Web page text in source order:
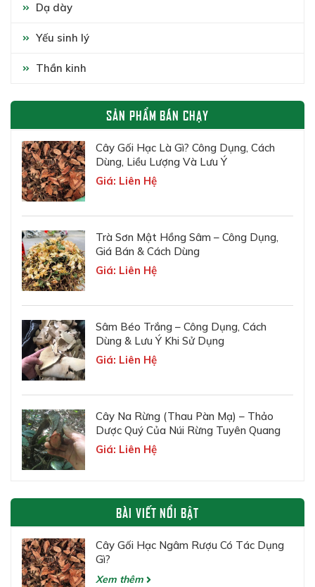
Dạ dày
Yếu sinh lý
Thần kinh
SẢN PHẨM BÁN CHẠY
Cây Gối Hạc Là Gì? Công Dụng, Cách
Dùng, Liều Lượng Và Lưu Ý
Giá: Liên Hệ
Trà Sơn Mật Hồng Sâm – Công Dụng,
Giá Bán & Cách Dùng
Giá: Liên Hệ
Sâm Béo Trắng – Công Dụng, Cách
Dùng & Lưu Ý Khi Sử Dụng
Giá: Liên Hệ
Cây Na Rừng (Thau Pàn Mạ) – Thảo
Dược Quý Của Núi Rừng Tuyên Quang
Giá: Liên Hệ
BÀI VIẾT NỔI BẬT
Cây Gối Hạc Ngâm Rượu Có Tác Dụng
Gì?
Xem thêm